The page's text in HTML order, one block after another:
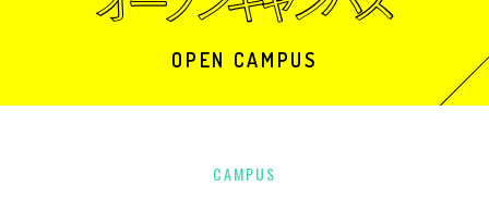
OPEN CAMPUS
CAMPUS